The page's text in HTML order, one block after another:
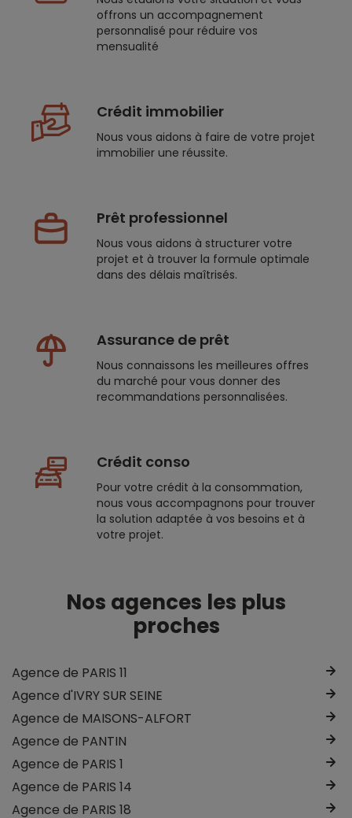
offrons un accompagnement
personnalisé pour réduire vos
mensualité
Crédit immobilier
Nous vous aidons à faire de votre projet
immobilier une réussite.
Prêt professionnel
Nous vous aidons à structurer votre
projet et à trouver la formule optimale
dans des délais maîtrisés.
Assurance de prêt
Nous connaissons les meilleures offres
du marché pour vous donner des
recommandations personnalisées.
Crédit conso
Pour votre crédit à la consommation,
nous vous accompagnons pour trouver
la solution adaptée à vos besoins et à
votre projet.
Nos agences les plus
proches
Agence de PARIS 11
Agence d'IVRY SUR SEINE
Agence de MAISONS-ALFORT
Agence de PANTIN
Agence de PARIS 1
Agence de PARIS 14
Agence de PARIS 18